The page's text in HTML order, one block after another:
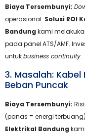
Biaya Tersembunyi:
operasional. Solusi ROI
Bandung kami
pada panel ATS/AMF.
untukbusiness continuity.
3. Masalah:
Beban Puncak
Biaya Tersembunyi:
(panas = energi
Elektrikal Bandung